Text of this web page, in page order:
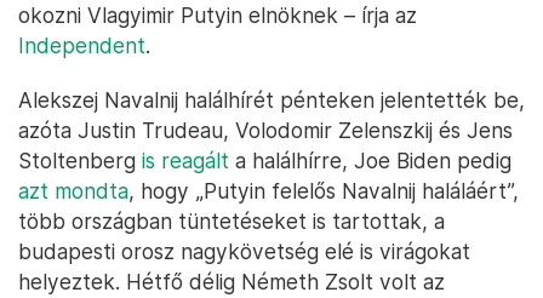
okozni Vlagyimir Putyin elnöknek – írja az
Independent.
Alekszej Navalnij halálhírét pénteken jelentették be,
azóta Justin Trudeau, Volodomir Zelenszkij és Jens
Stoltenberg is reagált a halálhírre, Joe Biden pedig
azt mondta, hogy „Putyin felelős Navalnij haláláért”,
több országban tüntetéseket is tartottak, a
budapesti orosz nagykövetség elé is virágokat
helyeztek. Hétfő délig Németh Zsolt volt az